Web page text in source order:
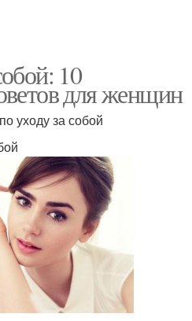
10
для женщин
уходу за собой